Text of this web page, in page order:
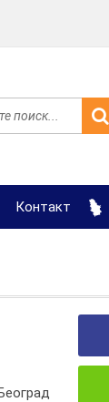
Контакт